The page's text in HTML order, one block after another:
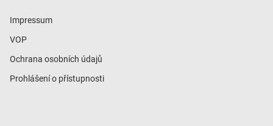
Impressum
VOP
Ochrana osobních údajů
Prohlášení o přístupnosti